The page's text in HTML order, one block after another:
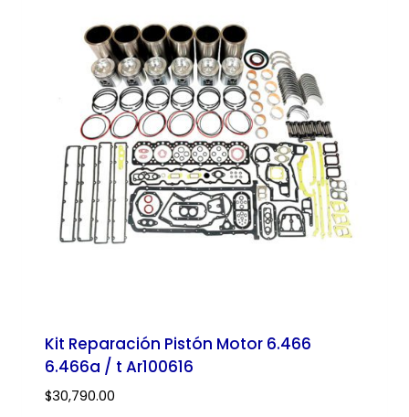
Kit Reparación Pistón Motor 6.466
6.466a / t Ar100616
$30,790.00